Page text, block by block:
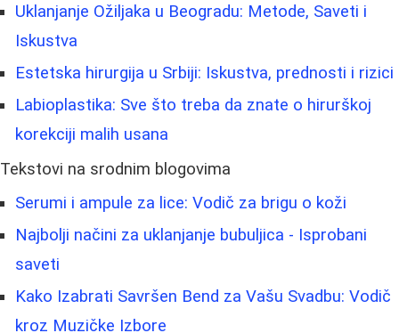
Uklanjanje Ožiljaka u Beogradu: Metode, Saveti i
Iskustva
Estetska hirurgija u Srbiji: Iskustva, prednosti i rizici
Labioplastika: Sve što treba da znate o hirurškoj
korekciji malih usana
Tekstovi na srodnim blogovima
Serumi i ampule za lice: Vodič za brigu o koži
Najbolji načini za uklanjanje bubuljica - Isprobani
saveti
Kako Izabrati Savršen Bend za Vašu Svadbu: Vodič
kroz Muzičke Izbore